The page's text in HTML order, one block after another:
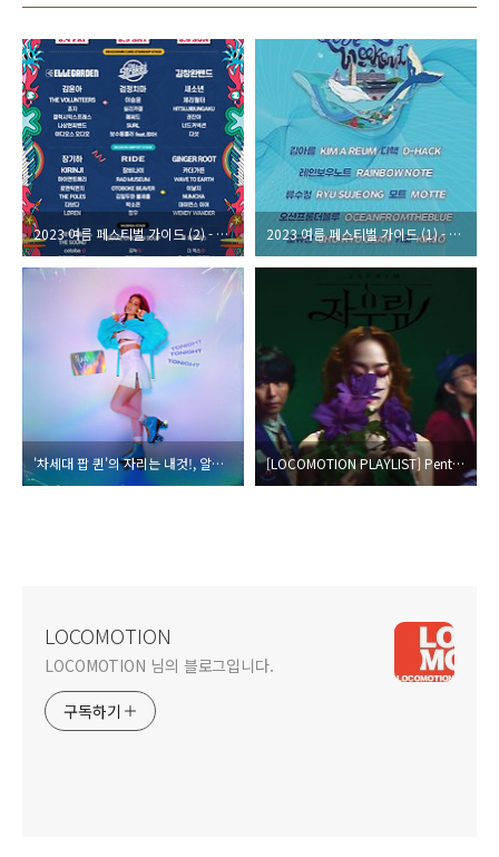
2023 여름 페스티벌 가이드 (2) - Pentaport Rock Festival 2023 (Part 1) 2023 여름 페스티벌 가이드 (1) - Smile, Love, Weekend 2023
'차세대 팝 퀸'의 자리는 내것!, 알라이나 카스티요(Alaina Castillo)의 새 싱글 'Tonight' [LOCOMOTION PLAYLIST] Pentaport Rock Festival 2018에서 만날 주목할만한 국내 아티스트들
LOCOMOTION
LOCOMOTION 님의 블로그입니다.
구독하기